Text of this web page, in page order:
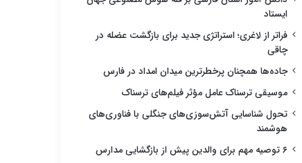
ایستاد
فراتر از لاغری؛ استراتژی جدید برای بازگشت عضله در
چاقی
جاده‌ها همچنان پرخطرترین میدان امداد در فارس
موسیقی ترسناک عامل مؤثر فیلم‌های ترسناک
تحول شناسایی آتش‌سوزی‌های جنگلی با فناوری‌های
هوشمند
۶ توصیه مهم برای والدین پیش از بازگشایی مدارس